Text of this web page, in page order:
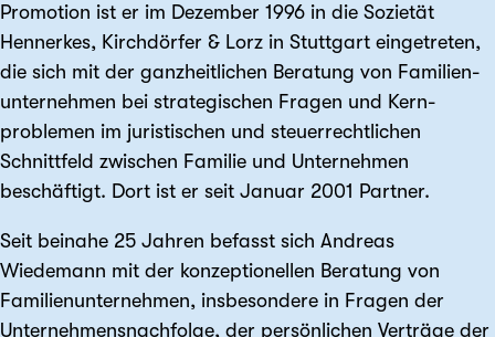
Promotion ist er im Dezember 1996 in die Sozietät
Hennerkes, Kirchdörfer & Lorz in Stuttgart eingetreten,
die sich mit der ganz­heitlichen Beratung von Familien­
unternehmen bei strategischen Fragen und Kern­
problemen im juristischen und steuer­rechtlichen
Schnittfeld zwischen Familie und Unternehmen
beschäftigt. Dort ist er seit Januar 2001 Partner.
Seit beinahe 25 Jahren befasst sich Andreas
Wiedemann mit der konzeptionellen Beratung von
Familien­unternehmen, insbesondere in Fragen der
Unternehmens­nachfolge, der persönlichen Verträge der